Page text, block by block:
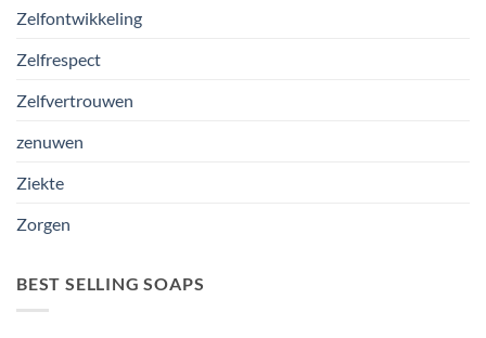
Zelfontwikkeling
Zelfrespect
Zelfvertrouwen
zenuwen
Ziekte
Zorgen
BEST SELLING SOAPS